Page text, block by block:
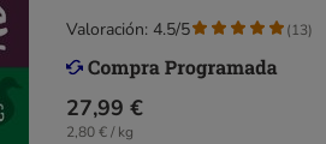
27,99 €
2,80 € / kg
Valoración: 4.5/5 (13)